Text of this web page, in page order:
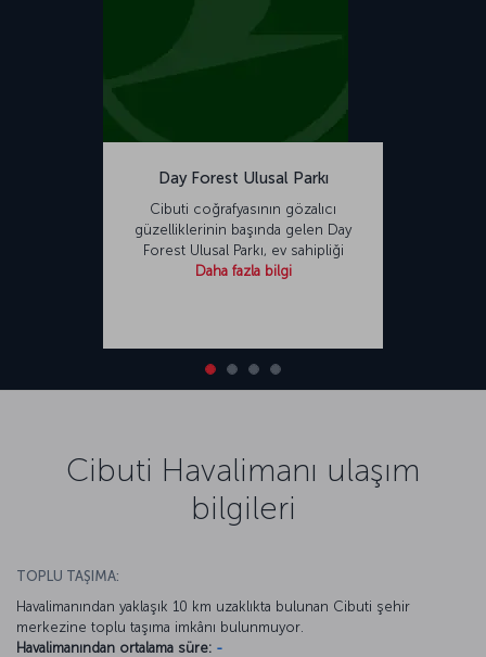
Day Forest Ulusal Parkı
Cibuti coğrafyasının gözalıcı
güzelliklerinin başında gelen Day
Forest Ulusal Parkı, ev sahipliği
Daha fazla bilgi
Cibuti Havalimanı ulaşım
bilgileri
TOPLU TAŞIMA:
Havalimanından yaklaşık 10 km uzaklıkta bulunan Cibuti şehir
merkezine toplu taşıma imkânı bulunmuyor.
Havalimanından ortalama süre: -